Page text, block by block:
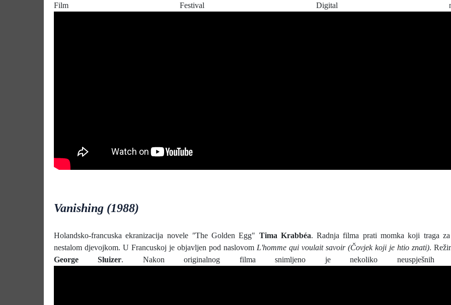
Film Festival Digital
Vanishing (1988)
Holandsko-francuska ekranizacija novele "The Golden Egg" Tima Krabbéa. Radnja filma prati momka koji traga
nestalom djevojkom. U Francuskoj je objavljen pod naslovom L'homme qui voulait savoir (Čovjek koji je htio znati).
George Sluizer. Nakon originalnog filma snimljeno je nekoliko neuspješnih